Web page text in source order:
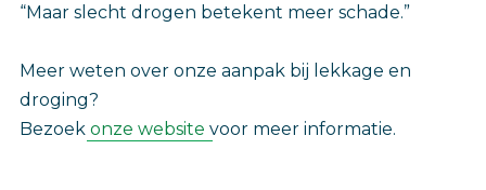
“Maar slecht drogen betekent meer schade.”
Meer weten over onze aanpak bij lekkage en
droging?
Bezoek onze website voor meer informatie.